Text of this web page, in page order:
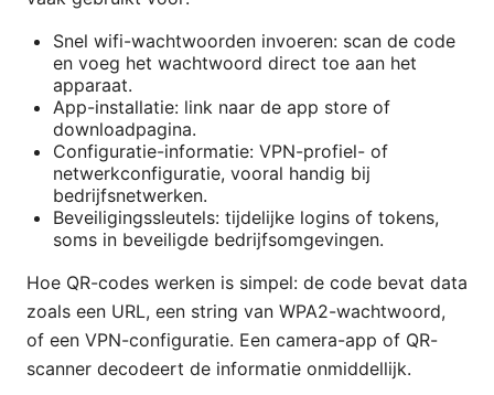
Snel wifi-wachtwoorden invoeren: scan de code
en voeg het wachtwoord direct toe aan het
apparaat.
App-installatie: link naar de app store of
downloadpagina.
Configuratie-informatie: VPN-profiel- of
netwerkconfiguratie, vooral handig bij
bedrijfsnetwerken.
Beveiligingssleutels: tijdelijke logins of tokens,
soms in beveiligde bedrijfsomgevingen.
Hoe QR-codes werken is simpel: de code bevat data
zoals een URL, een string van WPA2-wachtwoord,
of een VPN-configuratie. Een camera-app of QR-
scanner decodeert de informatie onmiddellijk.